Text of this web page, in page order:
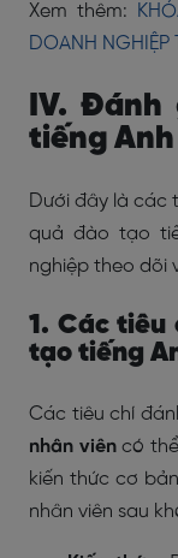
Xem thêm:
DOANH NGHIỆP
IV. Đánh
tiếng
Dưới đây là các
quả đào tạo
nghiệp theo dõi
1. Các tiêu
tạo tiếng
Các tiêu chí
nhân viêncó thể
kiến thức cơ
nhân viên sau